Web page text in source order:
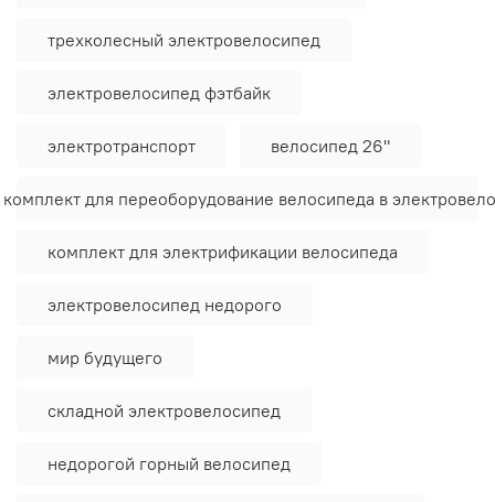
трехколесный электровелосипед
электровелосипед фэтбайк
электротранспорт велосипед 26"
для переоборудование велосипеда в
комплект для электрификации велосипеда
электровелосипед недорого
мир будущего
складной электровелосипед
недорогой горный велосипед